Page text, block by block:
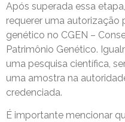
Após superada essa
requerer uma autorização
genético no CGEN –
Patrimônio Genético.
uma pesquisa científica,
uma amostra na
credenciada.
É importante mencionar